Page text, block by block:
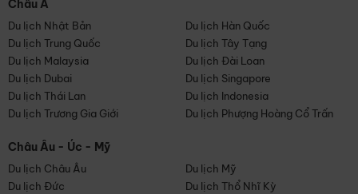
Châu Á
Du lịch Nhật Bản
Du lịch Hàn Quốc
Du lịch Trung Quốc
Du lịch Tây Tạng
Du lịch Malaysia
Du lịch Đài Loan
Du lịch Dubai
Du lịch Singapore
Du lịch Thái Lan
Du lịch Indonesia
Du lịch Trương Gia Giới
Du lịch Phượng Hoàng Cổ Trấn
Châu Âu - Úc - Mỹ
Du lịch Châu Âu
Du lịch Mỹ
Du lịch Đức
Du lịch Thổ Nhĩ Kỳ